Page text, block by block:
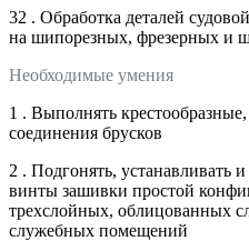
32 . Обработка деталей
на шипорезных, фрезерных и
Необходимые умения
1 . Выполнять
соединения брусков
2 . Подгонять, устанавливать
винты зашивки простой
трехслойных, облицованных
служебных помещений